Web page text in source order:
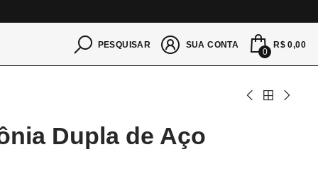
PESQUISAR SUA CONTA
0
R$ 0,00
Dupla de Aço